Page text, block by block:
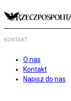
KONTAKT
O nas
Kontakt
Napisz do nas